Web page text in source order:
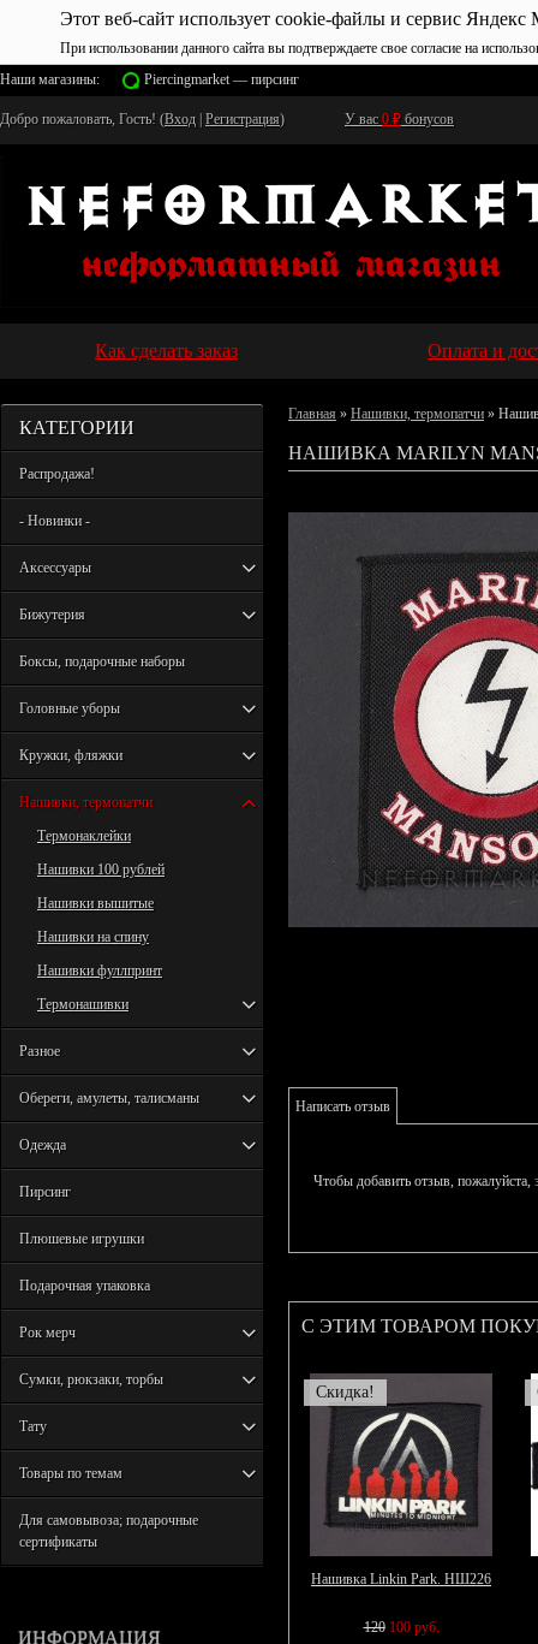
Этот веб-сайт использует cookie-файлы и сервис Яндекс
При использовании данного сайта вы подтверждаете свое согласие на
Наши магазины:
Piercingmarket — пирсинг
Добро пожаловать, Гость! (Вход Регистрация) У вас 0 ₽ бонусов
Как сделать заказ Оплата и
КАТЕГОРИИ
Распродажа!
- Новинки -
Аксессуары
Бижутерия
Боксы, подарочные наборы
Головные уборы
Кружки, фляжки
Нашивки, термопатчи
Термонаклейки
Нашивки 100 рублей
Нашивки вышитые
Нашивки на спину
Нашивки фуллпринт
Термонашивки
Разное
Обереги, амулеты, талисманы
Одежда
Пирсинг
Плюшевые игрушки
Подарочная упаковка
Рок мерч
Сумки, рюкзаки, торбы
Тату
Товары по темам
Для самовывоза; подарочные
сертификаты
ИНФОРМАЦИЯ
Главная » Нашивки, термопатчи »
НАШИВКА MARILYN
Написать отзыв
Чтобы добавить отзыв, пожалуйста,
С ЭТИМ ТОВАРОМ
Скидка!
Нашивка Linkin Park. НШ226
120 100 руб.